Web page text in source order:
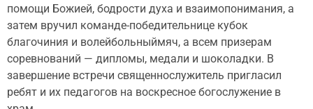
помощи Божией, бодрости духа и взаимопонимания, а
затем вручил команде-победительнице кубок
благочиния и волейбольныймяч, а всем призерам
соревнований — дипломы, медали и шоколадки. В
завершение встречи священнослужитель пригласил
ребят и их педагогов на воскресное богослужение в